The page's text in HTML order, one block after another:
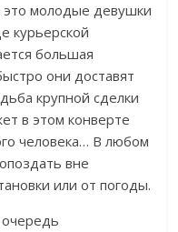
это молодые девушки
курьерской
большая
они доставят
крупной сделки
в этом конверте
человека… В любом
вне
или от погоды.
очередь